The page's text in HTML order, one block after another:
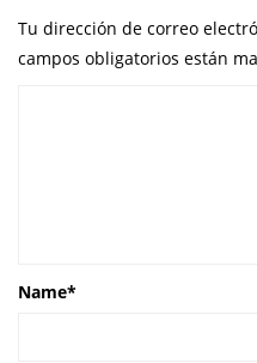
Tu dirección de correo
campos obligatorios están
Name*